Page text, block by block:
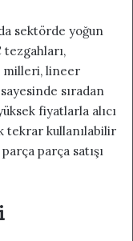
sektörde yoğun
milleri, lineer
sıradan
fiyatlarla alıcı
tekrar kullanılabilir
parça satışı